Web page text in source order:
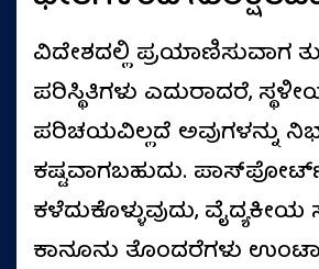
ವಿದೇಶದಲ್ಲಿ ಪ್ರಯಾಣಿಸುವಾಗ
ಪರಿಸ್ಥಿತಿಗಳು ಎದುರಾದರೆ,
ಪರಿಚಯವಿಲ್ಲದೆ ಅವುಗಳನ್ನು
ಕಷ್ಟವಾಗಬಹುದು.
ಕಳೆದುಕೊಳ್ಳುವುದು,
ಕಾನೂನು ತೊಂದರೆಗಳು